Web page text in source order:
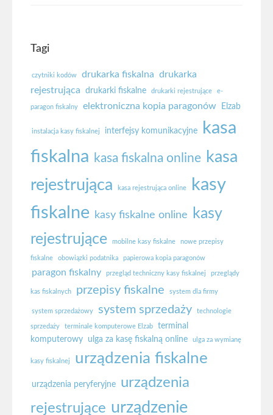
Tagi
czytniki kodów drukarka fiskalna drukarka
rejestrująca
drukarki fiskalne drukarki rejestrujące e-
paragon fiskalny elektroniczna kopia paragonów Elzab
instalacja kasy fiskalnej interfejsy komunikacyjne
kasa
fiskalna kasa fiskalna online kasa
rejestrująca
kasa rejestrująca online
kasy
fiskalne kasy fiskalne online
kasy
rejestrujące
mobilne kasy fiskalne nowe przepisy
fiskalne obowiązki podatnika papierowa kopia paragonów
paragon fiskalny przegląd techniczny kasy fiskalnej przeglądy
kas fiskalnych przepisy fiskalne system dla firmy
system sprzedażowy system sprzedaży technologie
sprzedaży terminale komputerowe Elzab
terminal
komputerowy
ulga za kasę fiskalną online ulga za wymianę
kasy fiskalnej urządzenia fiskalne
urządzenia peryferyjne
urządzenia
rejestrujące urządzenie